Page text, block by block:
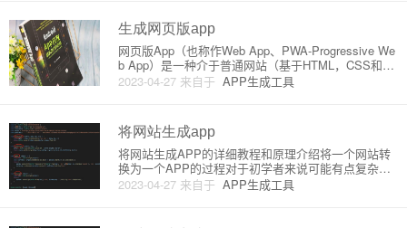
绍网址网站封装生成AP
生成网页版app
2023-04-27 来自于 APP生成工具
网页版App（也称作Web App、PWA-Progressive We
b App）是一种介于普通网站（基于HTML，CSS和Ja
vaScript构建）和原生应用（基于Android，iOS等特
定平台构建）之间的应用程序。它能够以原生应用的
将网站生成app
2023-04-27 来自于 APP生成工具
将网站生成APP的详细教程和原理介绍将一个网站转
换为一个APP的过程对于初学者来说可能有点复杂，
但通过本教程，你将了解到将网站生成APP的基本原
理和详细介绍。在这个过程中，你将通过创建一个简